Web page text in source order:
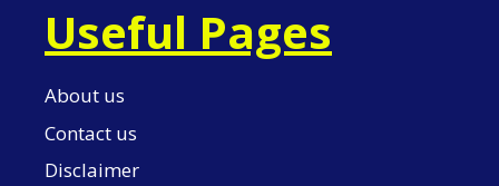
Useful Pages
About us
Contact us
Disclaimer